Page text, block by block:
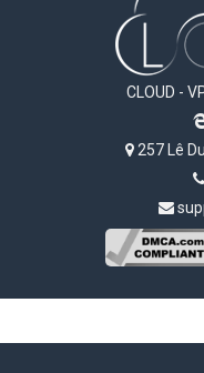
CLOUD -
257 Lê